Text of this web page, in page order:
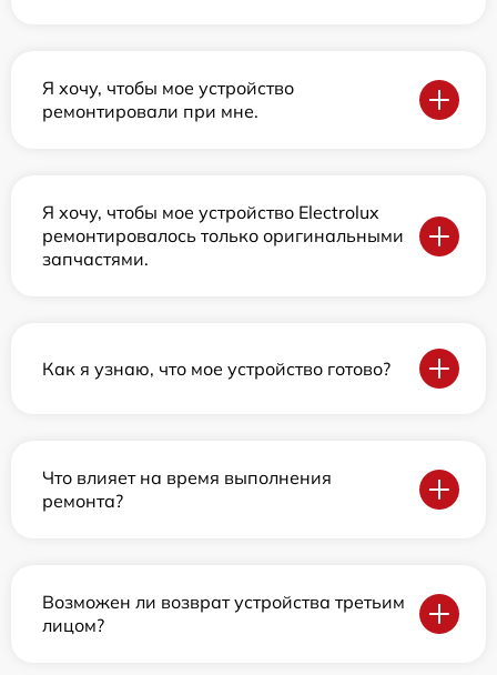
Я хочу, чтобы мое устройство
ремонтировали при мне.
Я хочу, чтобы мое устройство Electrolux
ремонтировалось только оригинальными
запчастями.
Как я узнаю, что мое устройство готово?
Что влияет на время выполнения
ремонта?
Возможен ли возврат устройства третьим
лицом?